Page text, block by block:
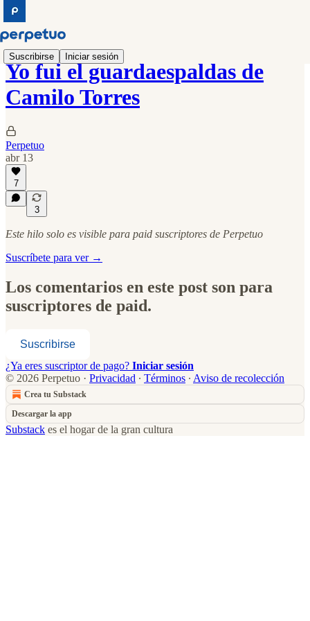
Suscribirse Iniciar sesión
Yo fui el guardaespaldas de
Camilo Torres
Perpetuo
abr 13
7
3
Este hilo solo es visible para paid suscriptores de Perpetuo
Suscríbete para ver →
Los comentarios en este post son para
suscriptores de paid.
Suscribirse
¿Ya eres suscriptor de pago? Iniciar sesión
© 2026 Perpetuo · Privacidad ∙ Términos ∙ Aviso de recolección
Crea tu Substack
Descargar la app
Substack es el hogar de la gran cultura